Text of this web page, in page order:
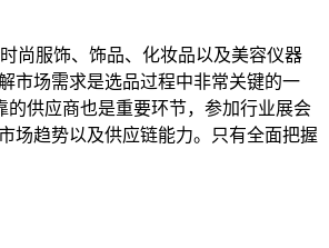
尚服饰、饰品、化妆品以及美容仪器
市场需求是选品过程中非常关键的一
供应商也是重要环节，参加行业展会
场趋势以及供应链能力。只有全面把握